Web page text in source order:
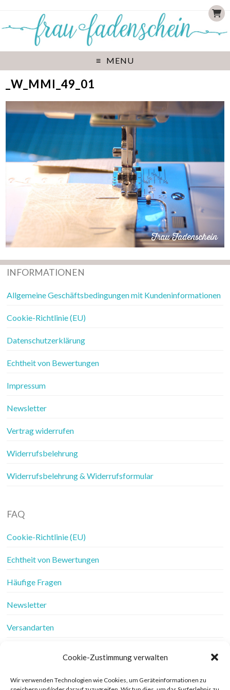
Cookie-Zustimmung verwalten
Wir verwenden Technologien wie Cookies, um Geräteinformationen zu
MENU
_W_MMI_49_01
INFORMATIONEN
Allgemeine Geschäftsbedingungen mit Kundeninformationen
Cookie-Richtlinie (EU)
Datenschutzerklärung
Echtheit von Bewertungen
Impressum
Newsletter
Vertrag widerrufen
Widerrufsbelehrung
Widerrufsbelehrung & Widerrufsformular
FAQ
Cookie-Richtlinie (EU)
Echtheit von Bewertungen
Häufige Fragen
Newsletter
Versandarten